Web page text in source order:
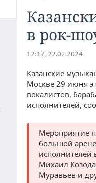
в рок-
12:17, 22.02.2024
Казанские
Москве 29 июня
вокалистов,
исполнителей,
Мероприятие
большой арене
исполнителей
Михаил
Муравьев и